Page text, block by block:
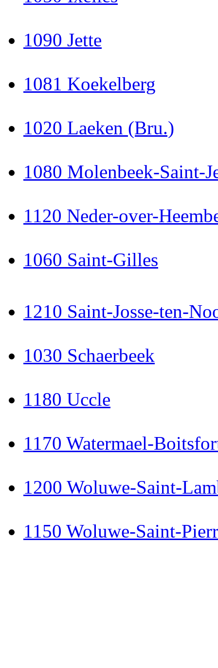
1090 Jette
1081 Koekelberg
1020 Laeken (Bru.)
1080 Molenbeek-Saint-
1120 Neder-over-
1060 Saint-Gilles
1210 Saint-Josse-ten-
1030 Schaerbeek
1180 Uccle
1170 Watermael-
1200 Woluwe-Saint-
1150 Woluwe-Saint-